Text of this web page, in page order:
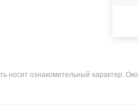
носит ознакомительный характер.